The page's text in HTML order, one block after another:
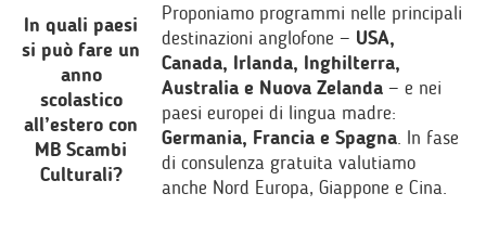
In quali paesi
si può fare un
anno
scolastico
all’estero con
MB Scambi
Culturali?
Proponiamo programmi nelle principali
destinazioni anglofone — USA,
Canada, Irlanda, Inghilterra,
Australia e Nuova Zelanda — e nei
paesi europei di lingua madre:
Germania, Francia e Spagna. In fase
di consulenza gratuita valutiamo
anche Nord Europa, Giappone e Cina.